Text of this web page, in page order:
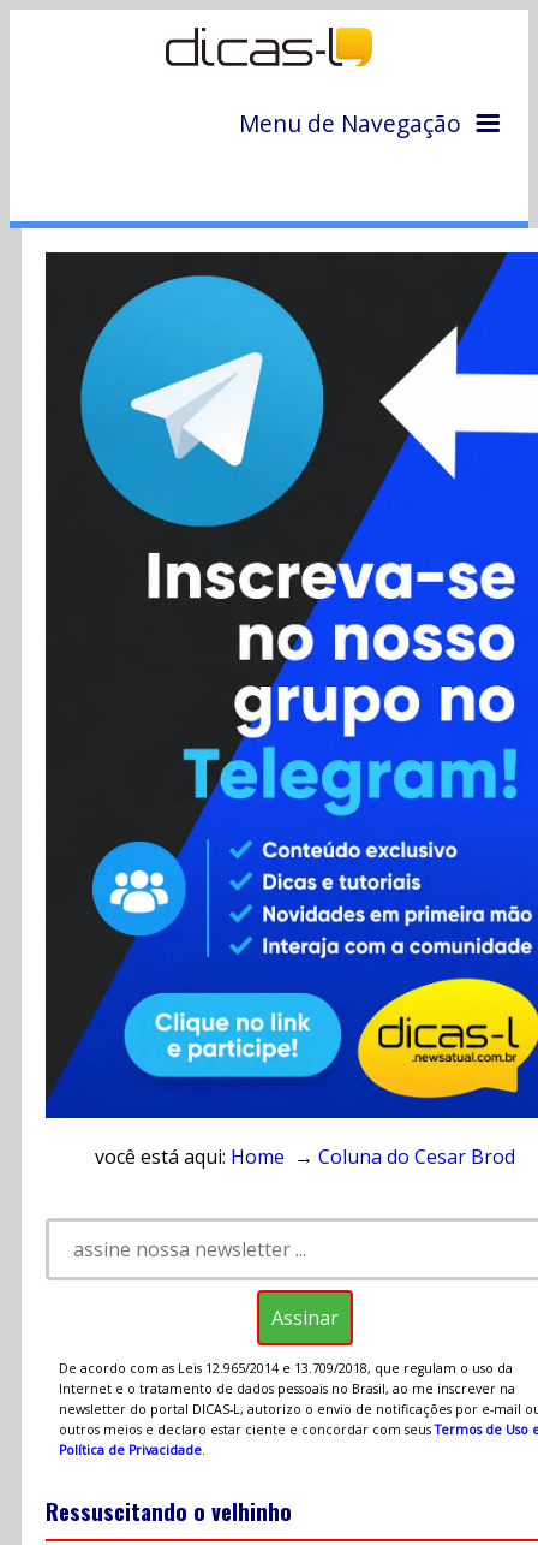
Menu de Navegação
Colunas
Colaboradores
Cursos
Enviar Dica
Contato
RSS
você está aqui: Home → Coluna do Cesar Brod
De acordo com as Leis 12.965/2014 e 13.709/2018, que regulam o uso da
Internet e o tratamento de dados pessoais no Brasil, ao me inscrever na
newsletter do portal DICAS-L, autorizo o envio de notificações por e-mail
outros meios e declaro estar ciente e concordar com seusTermos de Uso
Política de Privacidade.
Ressuscitando o velhinho